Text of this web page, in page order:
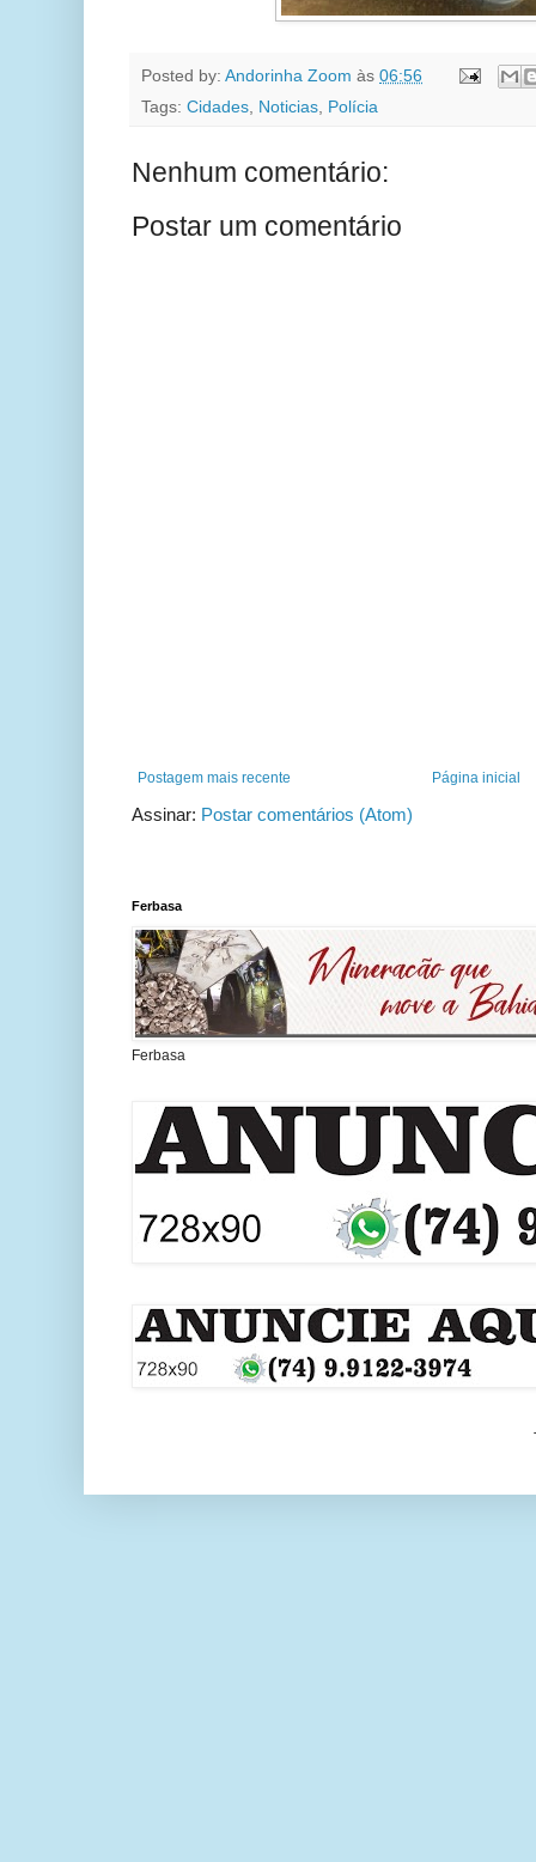
Posted by: Andorinha Zoom às 06:56
Tags: Cidades, Noticias, Polícia
Nenhum comentário:
Postar um comentário
Postagem mais recente Página inicial
Assinar: Postar comentários (Atom)
Ferbasa
Ferbasa